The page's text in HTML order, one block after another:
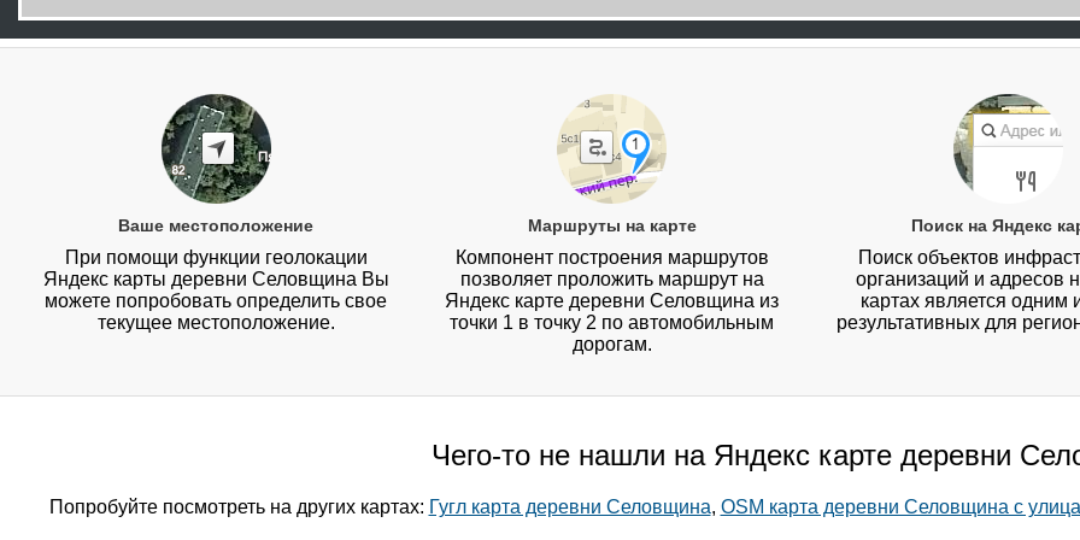
Ваше местоположение
При помощи функции геолокации
Яндекс карты деревни Селовщина Вы
можете попробовать определить свое
текущее местоположение.
Маршруты на карте
Компонент построения маршрутов
позволяет проложить маршрут на
Яндекс карте деревни Селовщина из
точки 1 в точку 2 по автомобильным
дорогам.
Поиск на Яндекс
Поиск объектов
организаций и адресов
картах является одним
результативных для
Чего-то не нашли на Яндекс карте деревни
Попробуйте посмотреть на других картах: Гугл карта деревни Селовщина, OSM карта деревни Селовщина с